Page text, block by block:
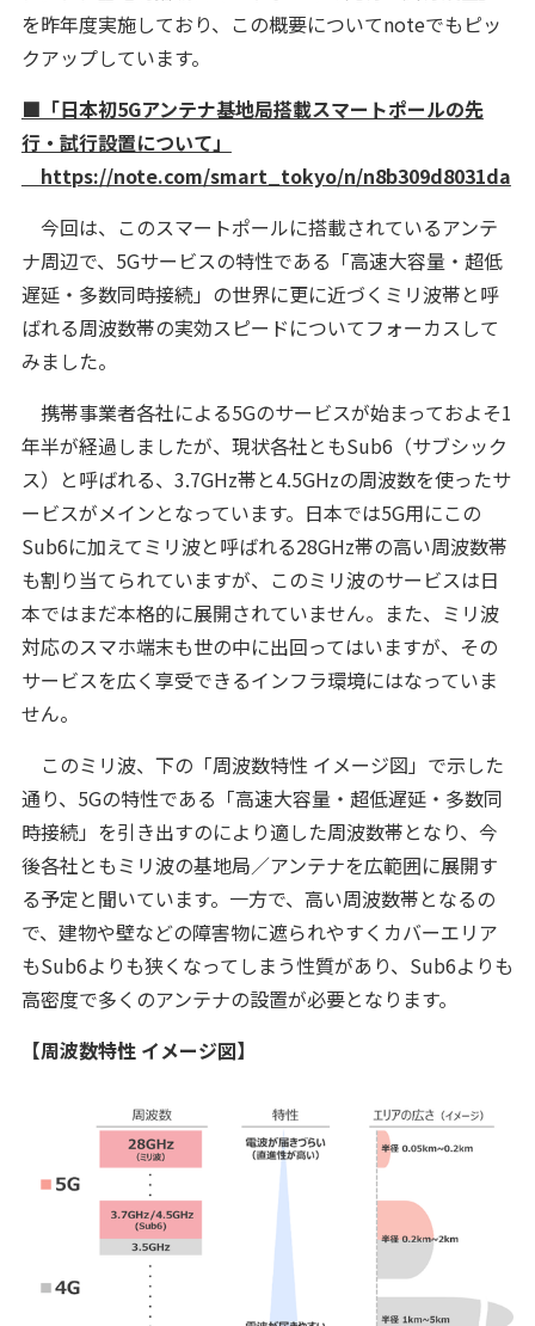
を昨年度実施しており、この概要についてnoteでもピッ
クアップしています。
■「日本初5Gアンテナ基地局搭載スマートポールの先
行・試行設置について」
https://note.com/smart_tokyo/n/n8b309d8031da
今回は、このスマートポールに搭載されているアンテ
ナ周辺で、5Gサービスの特性である「高速大容量・超低
遅延・多数同時接続」の世界に更に近づくミリ波帯と呼
ばれる周波数帯の実効スピードについてフォーカスして
みました。
携帯事業者各社による5Gのサービスが始まっておよそ1
年半が経過しましたが、現状各社ともSub6（サブシック
ス）と呼ばれる、3.7GHz帯と4.5GHzの周波数を使ったサ
ービスがメインとなっています。日本では5G用にこの
Sub6に加えてミリ波と呼ばれる28GHz帯の高い周波数帯
も割り当てられていますが、このミリ波のサービスは日
本ではまだ本格的に展開されていません。また、ミリ波
対応のスマホ端末も世の中に出回ってはいますが、その
サービスを広く享受できるインフラ環境にはなっていま
せん。
このミリ波、下の「周波数特性 イメージ図」で示した
通り、5Gの特性である「高速大容量・超低遅延・多数同
時接続」を引き出すのにより適した周波数帯となり、今
後各社ともミリ波の基地局／アンテナを広範囲に展開す
る予定と聞いています。一方で、高い周波数帯となるの
で、建物や壁などの障害物に遮られやすくカバーエリア
もSub6よりも狭くなってしまう性質があり、Sub6よりも
高密度で多くのアンテナの設置が必要となります。
【周波数特性 イメージ図】